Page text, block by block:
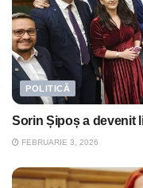
POLITICĂ
Sorin Șipoș a devenit
FEBRUARIE 3, 2026